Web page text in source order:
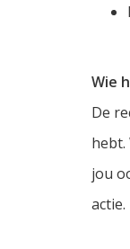
Wie
De
hebt.
jou
actie.